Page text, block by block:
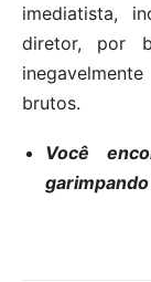
imediatista,
diretor, por
brutos.
Você